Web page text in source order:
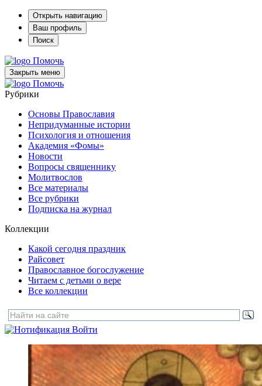
Открыть навигацию
Ваш профиль
Поиск
Помочь
Закрыть меню
Помочь
Рубрики
Основы Православия
Непридуманные истории
Психология и отношения
Академия «Фомы»
Новости
Вопросы священнику
Молитвослов
Все материалы
Все рубрики
Подписка на журнал
Коллекции
Какой сегодня праздник
Райсовет
Православное богослужение
Читаем с детьми о вере
Все коллекции
Войти